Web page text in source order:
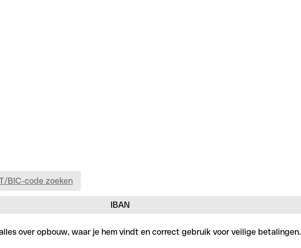
IBAN
BIC-code zoeken
over opbouw, waar je hem vindt en correct gebruik voor veilige betalingen.